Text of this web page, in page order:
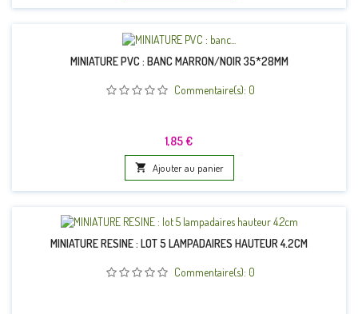
MINIATURE PVC : BANC MARRON/NOIR 35*28MM
Commentaire(s): 0
Prix
1,85 €
 Ajouter au panier
MINIATURE RESINE : LOT 5 LAMPADAIRES HAUTEUR 4.2CM
Commentaire(s): 0